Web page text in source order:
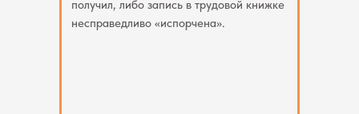
получил, либо запись в трудовой книжке
несправедливо «испорчена».